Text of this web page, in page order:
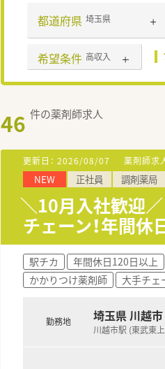
都道府県 埼玉県
希望条件 高収入
46 件の薬剤師求人
更新日： 2026/08/07 薬剤師求
NEW 正社員 調剤薬局
＼10月入社歓迎
チェーン！年間
駅チカ 年間休日120日以上
かかりつけ薬剤師
大手チェ
勤務地 埼玉県 川越市
川越市駅 (東武東